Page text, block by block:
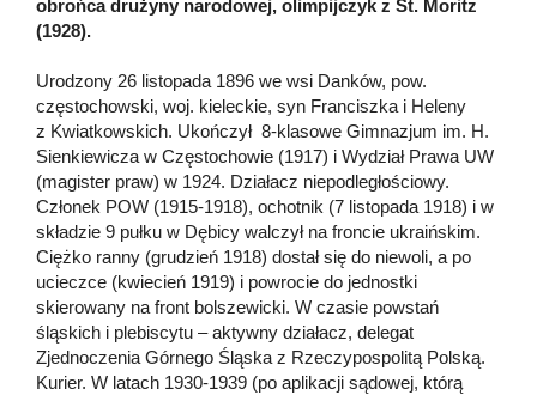
obrońca drużyny narodowej, olimpijczyk z St. Moritz
(1928).
Urodzony 26 listopada 1896 we wsi Danków, pow.
częstochowski, woj. kieleckie, syn Franciszka i Heleny
z Kwiatkowskich. Ukończył 8-klasowe Gimnazjum im. H.
Sienkiewicza w Częstochowie (1917) i Wydział Prawa UW
(magister praw) w 1924. Działacz niepodległościowy.
Członek POW (1915-1918), ochotnik (7 listopada 1918) i w
składzie 9 pułku w Dębicy walczył na froncie ukraińskim.
Ciężko ranny (grudzień 1918) dostał się do niewoli, a po
ucieczce (kwiecień 1919) i powrocie do jednostki
skierowany na front bolszewicki. W czasie powstań
śląskich i plebiscytu – aktywny działacz, delegat
Zjednoczenia Górnego Śląska z Rzeczypospolitą Polską.
Kurier. W latach 1930-1939 (po aplikacji sądowej, którą